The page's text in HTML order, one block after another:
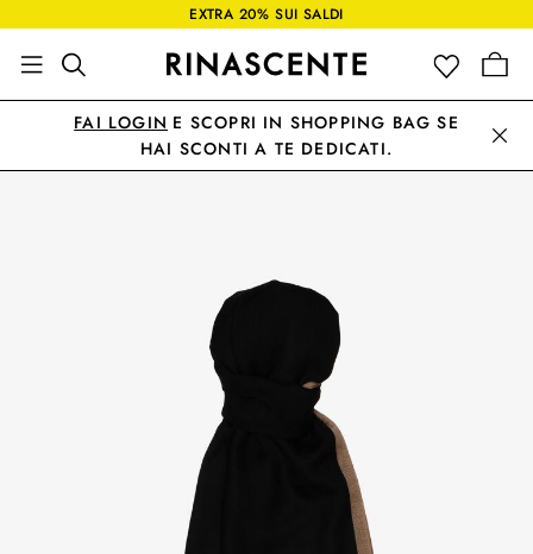
EXTRA 20% SUI SALDI
FAI LOGIN E SCOPRI IN SHOPPING BAG SE
HAI SCONTI A TE DEDICATI.